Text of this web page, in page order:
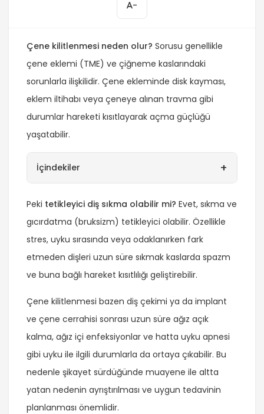
-
Çene kilitlenmesi neden olur? Sorusu genellikle
çene eklemi (TME) ve çiğneme kaslarındaki
sorunlarla ilişkilidir. Çene ekleminde disk kayması,
eklem iltihabı veya çeneye alınan travma gibi
durumlar hareketi kısıtlayarak açma güçlüğü
yaşatabilir.
İçindekiler +
Peki tetikleyici diş sıkma olabilir mi? Evet, sıkma ve
gıcırdatma (bruksizm) tetikleyici olabilir. Özellikle
stres, uyku sırasında veya odaklanırken fark
etmeden dişleri uzun süre sıkmak kaslarda spazm
ve buna bağlı hareket kısıtlılığı geliştirebilir.
Çene kilitlenmesi bazen diş çekimi ya da implant
ve çene cerrahisi sonrası uzun süre ağız açık
kalma, ağız içi enfeksiyonlar ve hatta uyku apnesi
gibi uyku ile ilgili durumlarla da ortaya çıkabilir. Bu
nedenle şikayet sürdüğünde muayene ile altta
yatan nedenin ayrıştırılması ve uygun tedavinin
planlanması önemlidir.